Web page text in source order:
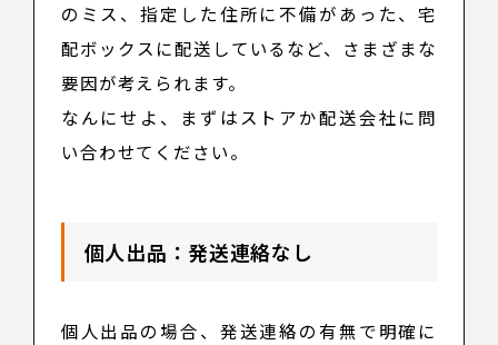
のミス、指定した住所に不備があった、宅
配ボックスに配送しているなど、さまざまな
要因が考えられます。
なんにせよ、まずはストアか配送会社に問
い合わせてください。
個人出品：発送連絡なし
個人出品の場合、発送連絡の有無で明確に